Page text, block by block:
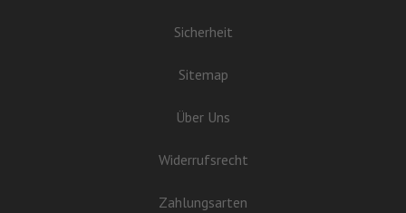
Sicherheit
Sitemap
Über Uns
Widerrufsrecht
Zahlungsarten